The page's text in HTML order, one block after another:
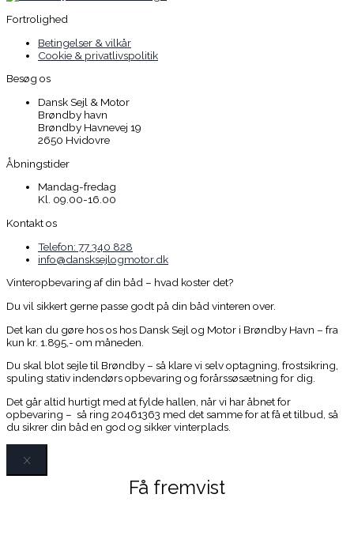
Fortrolighed
Betingelser & vilkår
Cookie & privatlivspolitik
Besøg os
Dansk Sejl & Motor
Brøndby havn
Brøndby Havnevej 19
2650 Hvidovre
Åbningstider
Mandag-fredag
Kl. 09.00-16.00
Kontakt os
Telefon: 77 340 828
info@dansksejlogmotor.dk
Vinteropbevaring af din båd – hvad koster det?
Du vil sikkert gerne passe godt på din båd vinteren over.
Det kan du gøre hos os hos Dansk Sejl og Motor i Brøndby Havn – fra
kun kr. 1.895,- om måneden.
Du skal blot sejle til Brøndby – så klare vi selv optagning, frostsikring,
spuling stativ indendørs opbevaring og forårssøsætning for dig.
Det går altid hurtigt med at fylde hallen, når vi har åbnet for
opbevaring – så ring 20461363 med det samme for at få et tilbud, så
du sikrer din båd en god og sikker vinterplads.
X
Få fremvist